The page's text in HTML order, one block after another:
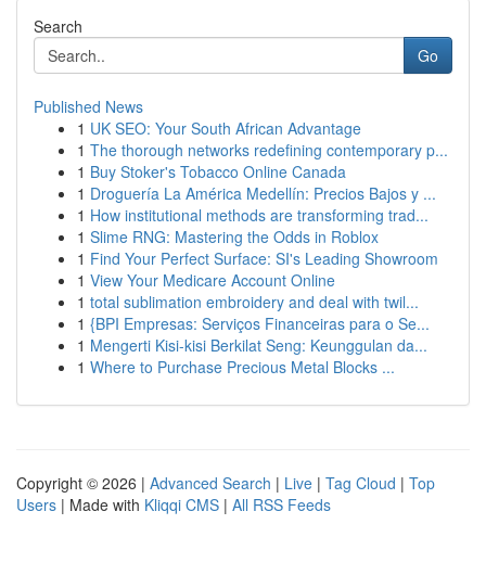
Search
Go
Published News
1 UK SEO: Your South African Advantage
1 The thorough networks redefining contemporary p...
1 Buy Stoker's Tobacco Online Canada
1 Droguería La América Medellín: Precios Bajos y ...
1 How institutional methods are transforming trad...
1 Slime RNG: Mastering the Odds in Roblox
1 Find Your Perfect Surface: SI's Leading Showroom
1 View Your Medicare Account Online
1 total sublimation embroidery and deal with twil...
1 {BPI Empresas: Serviços Financeiras para o Se...
1 Mengerti Kisi-kisi Berkilat Seng: Keunggulan da...
1 Where to Purchase Precious Metal Blocks ...
Copyright © 2026 | Advanced Search | Live | Tag Cloud | Top
Users | Made with Kliqqi CMS | All RSS Feeds